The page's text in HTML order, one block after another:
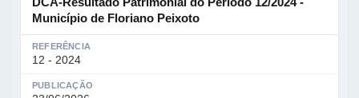
Município de Floriano Peixoto
REFERÊNCIA
12 - 2024
PUBLICAÇÃO